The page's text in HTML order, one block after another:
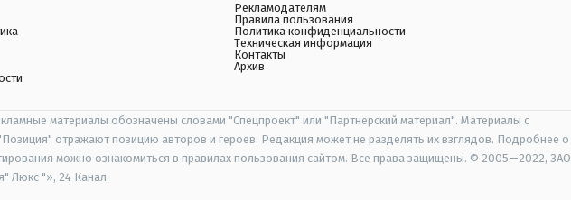
Рекламодателям
Правила пользования
Политика конфиденциальности
Техническая информация
Контакты
Архив
материалы обозначены словами "Спецпроект" или "Партнерский материал". Материалы с
отражают позицию авторов и героев. Редакция может не разделять их взглядов. Подробнее о
можно ознакомиться в правилах пользования сайтом. Все права защищены. © 2005—2022, ЗАО
Люкс "», 24 Канал.